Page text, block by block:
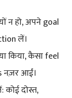
न हो, अपने goal
लें।
किया, कैसा feel
नज़र आईं।
दोस्त,